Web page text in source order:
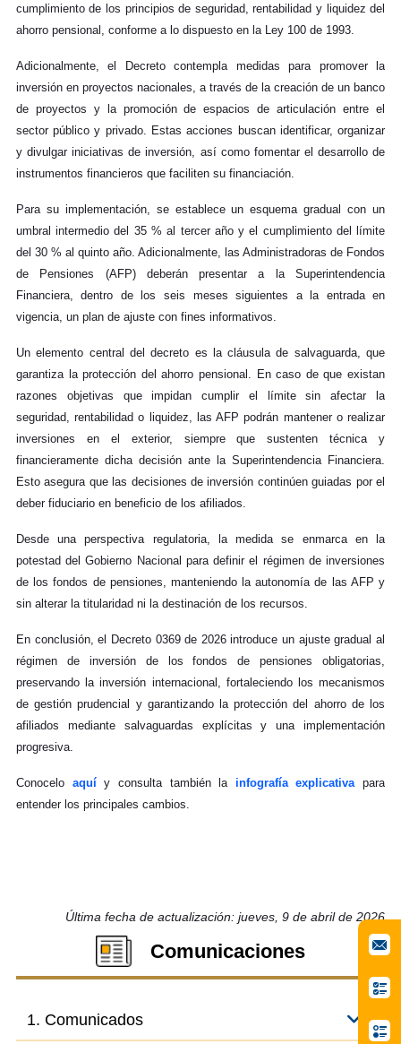
cumplimiento de los principios de seguridad, rentabilidad y liquidez del
ahorro pensional, conforme a lo dispuesto en la Ley 100 de 1993.
Adicionalmente, el Decreto contempla medidas para promover la
inversión en proyectos nacionales, a través de la creación de un banco
de proyectos y la promoción de espacios de articulación entre el
sector público y privado. Estas acciones buscan identificar, organizar
y divulgar iniciativas de inversión, así como fomentar el desarrollo de
instrumentos financieros que faciliten su financiación.
Para su implementación, se establece un esquema gradual con un
umbral intermedio del 35 % al tercer año y el cumplimiento del límite
del 30 % al quinto año. Adicionalmente, las Administradoras de Fondos
de Pensiones (AFP) deberán presentar a la Superintendencia
Financiera, dentro de los seis meses siguientes a la entrada en
vigencia, un plan de ajuste con fines informativos.
Un elemento central del decreto es la cláusula de salvaguarda, que
garantiza la protección del ahorro pensional. En caso de que existan
razones objetivas que impidan cumplir el límite sin afectar la
seguridad, rentabilidad o liquidez, las AFP podrán mantener o realizar
inversiones en el exterior, siempre que sustenten técnica y
financieramente dicha decisión ante la Superintendencia Financiera.
Esto asegura que las decisiones de inversión continúen guiadas por el
deber fiduciario en beneficio de los afiliados.
Desde una perspectiva regulatoria, la medida se enmarca en la
potestad del Gobierno Nacional para definir el régimen de inversiones
de los fondos de pensiones, manteniendo la autonomía de las AFP y
sin alterar la titularidad ni la destinación de los recursos.
En conclusión,el Decreto 0369 de 2026introduce un ajuste gradual al
régimen de inversión de los fondos de pensiones obligatorias,
preservando la inversión internacional, fortaleciendo los mecanismos
de gestión prudencial y garantizando la protección del ahorro de los
afiliados mediante salvaguardas explícitas y una implementación
progresiva.
Conocelo aquí y consulta también la infografía explicativapara
entender los principales cambios.
Última fecha de actualización: jueves, 9 de abril de 2026
Comunicaciones
1. Comunicados